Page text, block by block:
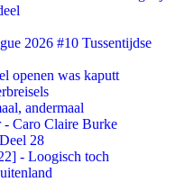
2026 #10 Tussentijdse
openen was kaputt
andermaal
- Caro Claire Burke
28
- Loogisch toch